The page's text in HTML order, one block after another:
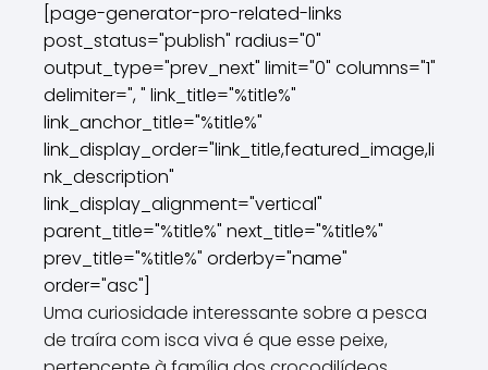
[page-generator-pro-related-links
post_status="publish" radius="0"
output_type="prev_next" limit="0" columns="1"
delimiter=", " link_title="%title%"
link_anchor_title="%title%"
link_display_order="link_title,featured_image,li
nk_description"
link_display_alignment="vertical"
parent_title="%title%" next_title="%title%"
prev_title="%title%" orderby="name"
order="asc"]
Uma curiosidade interessante sobre a pesca
de traíra com isca viva é que esse peixe,